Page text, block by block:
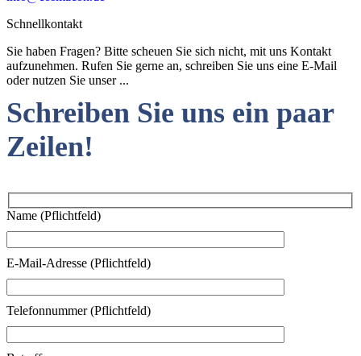
Schnellkontakt
Sie haben Fragen? Bitte scheuen Sie sich nicht, mit uns Kontakt
aufzunehmen. Rufen Sie gerne an, schreiben Sie uns eine E-Mail
oder nutzen Sie unser ...
Schreiben Sie uns ein paar
Zeilen!
Name (Pflichtfeld)
E-Mail-Adresse (Pflichtfeld)
Telefonnummer (Pflichtfeld)